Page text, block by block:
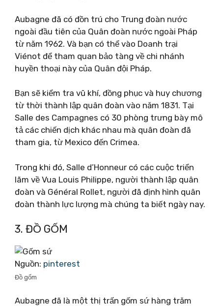
Aubagne đã có đồn trú cho Trung đoàn nước
ngoài đầu tiên của Quân đoàn nước ngoài Pháp
từ năm 1962. Và bạn có thể vào Doanh trại
Viénot để tham quan bảo tàng về chi nhánh
huyền thoại này của Quân đội Pháp.
Bạn sẽ kiểm tra vũ khí, đồng phục và huy chương
từ thời thành lập quân đoàn vào năm 1831. Tại
Salle des Campagnes có 30 phòng trưng bày mô
tả các chiến dịch khác nhau mà quân đoàn đã
tham gia, từ Mexico đến Crimea.
Trong khi đó, Salle d’Honneur có các cuộc triển
lãm về Vua Louis Philippe, người thành lập quân
đoàn và Général Rollet, người đã định hình quân
đoàn thành lực lượng mà chúng ta biết ngày nay.
3. ĐỒ GỐM
Nguồn: pinterest
Đồ gốm
Aubagne đã là một thị trấn gốm sứ hàng trăm